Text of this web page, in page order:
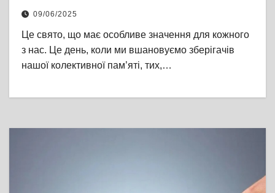
09/06/2025
Це свято, що має особливе значення для кожного
з нас. Це день, коли ми вшановуємо зберігачів
нашої колективної пам’яті, тих,…